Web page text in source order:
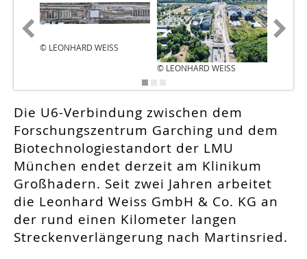
© LEONHARD WEISS
© LEONHARD WEISS
Die U6-Verbindung zwischen dem
Forschungszentrum Garching und dem
Biotechnologiestandort der LMU
München endet derzeit am Klinikum
Großhadern. Seit zwei Jahren arbeitet
die Leonhard Weiss GmbH & Co. KG an
der rund einen Kilometer langen
Streckenverlängerung nach Martinsried.